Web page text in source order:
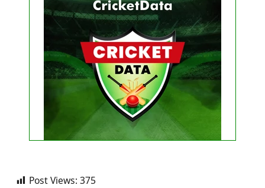
No live matches found.
See recent results
See fixtures
Post Views: 375